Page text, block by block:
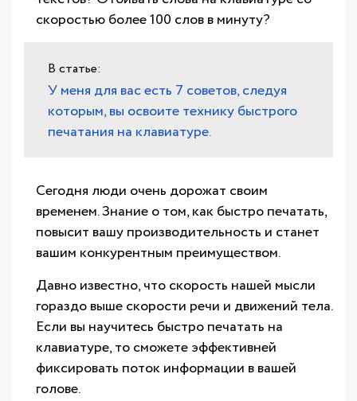
скоростью более 100 слов в минуту?
У меня для вас есть 7 советов, следуя
которым, вы освоите технику быстрого
печатания на клавиатуре.
Сегодня люди очень дорожат своим
временем. Знание о том, как быстро печатать,
повысит вашу производительность и станет
вашим конкурентным преимуществом.
Давно известно, что скорость нашей мысли
гораздо выше скорости речи и движений тела.
Если вы научитесь быстро печатать на
клавиатуре, то сможете эффективней
фиксировать поток информации в вашей
голове.